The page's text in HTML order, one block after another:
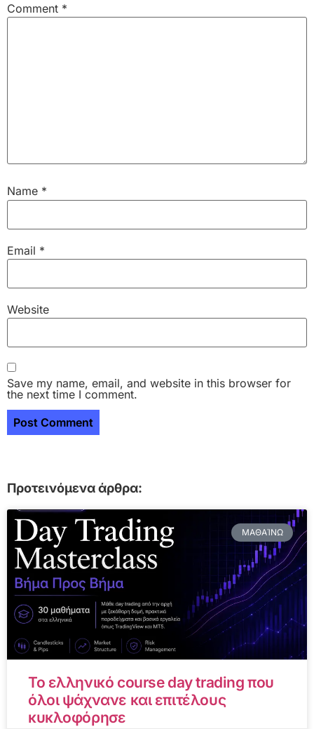
Comment *
Name *
Email *
Website
Save my name, email, and website in this browser for
the next time I comment.
Προτεινόμενα άρθρα:
ΜΑΘΑΊΝΩ
Το ελληνικό course day trading που
όλοι ψάχνανε και επιτέλους
κυκλοφόρησε